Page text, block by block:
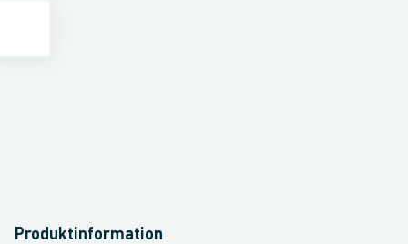
Produktinformation